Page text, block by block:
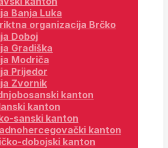
Banja Luka
organizacija Brčko
Doboj
Gradiška
Modriča
Prijedor
Zvornik
kanton
kanton
sanski kanton
kanton
dobojski kanton